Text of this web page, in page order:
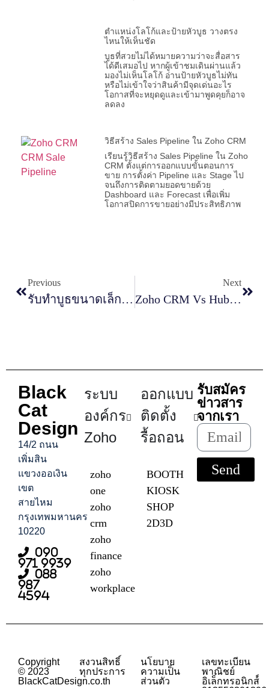
ตำแหน่งโลโก้และป้ายหัวบูธ วางตรง
ไหนให้เห็นชัด
บูธที่สวยไม่ได้หมายความว่าจะสื่อสาร
ได้ดีเสมอไป หากผู้เข้าชมเดินผ่านแล้ว
มองไม่เห็นโลโก้ อ่านป้ายหัวบูธไม่ทัน
หรือไม่เข้าใจว่าสินค้ามีจุดเด่นอะไร
โอกาสที่จะหยุดดูและเข้ามาพูดคุยก็อาจ
ลดลง
วิธีสร้าง Sales Pipeline ใน Zoho CRM
เรียนรู้วิธีสร้าง Sales Pipeline ใน Zoho
CRM ตั้งแต่การออกแบบขั้นตอนการ
ขาย การตั้งค่า Pipeline และ Stage ไป
จนถึงการติดตามยอดขายด้วย
Dashboard และ Forecast เพื่อเพิ่ม
โอกาสปิดการขายอย่างมีประสิทธิภาพ
Previous
รับทำบูธขนาดเล็กให้ดูมืออาชีพ ทำได้อย่างไร
Next
Zoho CRM Vs HubSpot CRM เลือกตัวไหนดี
Black
Cat
Design
14/2 ถนน
เพิ่มสิน
แขวงออเงิน
เขต
สายไหม
กรุงเทพมหานคร
10220
090
971 9939
088
987
4594
ระบบ
องค์กร
Zoho
zoho
one
zoho
crm
zoho
finance
zoho
workplace
ออกแบบ
ติดตั้ง
รื้อถอน
BOOTH
KIOSK
SHOP
2D3D
รับสมัคร
ข่าวสาร
จากเรา
Send
Copyright
© 2023
BlackCatDesign.co.th
สงวนสิทธิ์
ทุกประการ
นโยบาย
ความเป็น
ส่วนตัว
เลขทะเบียน
พาณิชย์
อิเล็กทรอนิกส์์